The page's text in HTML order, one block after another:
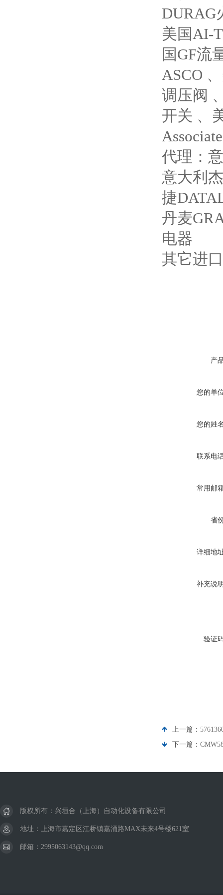
DURAG
美国AI-
国GF流
ASCO
调压阀
开关 、
代理：
意大利
捷
丹麦
电器
其它进
产
您的单
您的姓
联系电
常用邮
省
详细地
补充说
验证
上一篇：
下一篇：
版权所有：兴垣合（上海）自动化设备有限公司
地址：上海市嘉定区江桥镇嘉涌路MAX未来4号楼621室
邮箱：2995063143@qq.com